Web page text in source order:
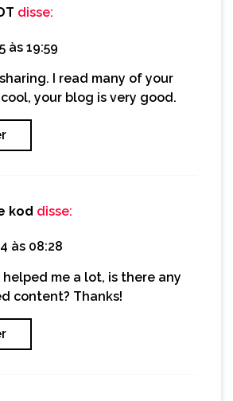
disse:
às 19:59
I read many of your
your blog is very good.
kod disse:
às 08:28
me a lot, is there any
content? Thanks!